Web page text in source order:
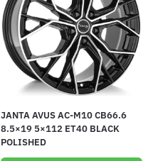
JANTA AVUS AC-M10 CB66.6
8.5×19 5×112 ET40 BLACK
POLISHED